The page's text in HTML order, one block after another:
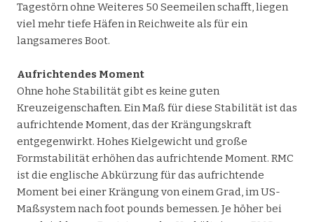
Tagestörn ohne Weiteres 50 Seemeilen schafft, liegen
viel mehr tiefe Häfen in Reichweite als für ein
langsameres Boot.
Aufrichtendes Moment
Ohne hohe Stabilität gibt es keine guten
Kreuzeigenschaften. Ein Maß für diese Stabilität ist das
aufrichtende Moment, das der Krängungskraft
entgegenwirkt. Hohes Kielgewicht und große
Formstabilität erhöhen das aufrichtende Moment. RMC
ist die englische Abkürzung für das aufrichtende
Moment bei einer Krängung von einem Grad, im US-
Maßsystem nach foot pounds bemessen. Je höher bei